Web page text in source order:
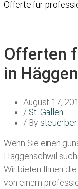
Offerte für
Offerten
in
August 17,
/ St. Gallen
/ By
Wenn Sie einen
Häggenschwil
Wir bieten Ihnen
von einem